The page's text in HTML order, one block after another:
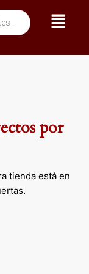
Menú
por
tienda está en